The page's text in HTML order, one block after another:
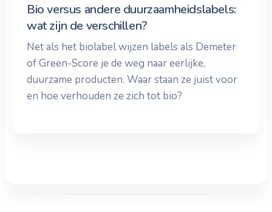
Bio versus andere duurzaamheidslabels:
wat zijn de verschillen?
Net als het biolabel wijzen labels als Demeter
of Green-Score je de weg naar eerlijke,
duurzame producten. Waar staan ze juist voor
en hoe verhouden ze zich tot bio?